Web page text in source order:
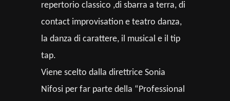
repertorio classico ,di sbarra a terra, di
contact improvisation e teatro danza,
la danza di carattere, il musical e il tip
tap.
Viene scelto dalla direttrice Sonia
Nifosi per far parte della “Professional